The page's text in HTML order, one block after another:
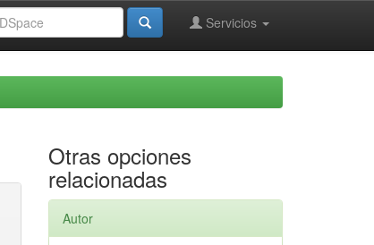
Servicios
Otras opciones
relacionadas
Autor